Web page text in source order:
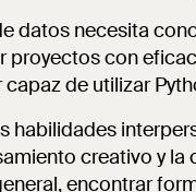
datos necesita
proyectos con
capaz de utilizar
habilidades
creativo y la
encontrar